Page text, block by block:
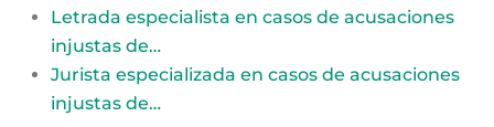
Letrada especialista en casos de acusaciones
injustas de…
Jurista especializada en casos de acusaciones
injustas de…